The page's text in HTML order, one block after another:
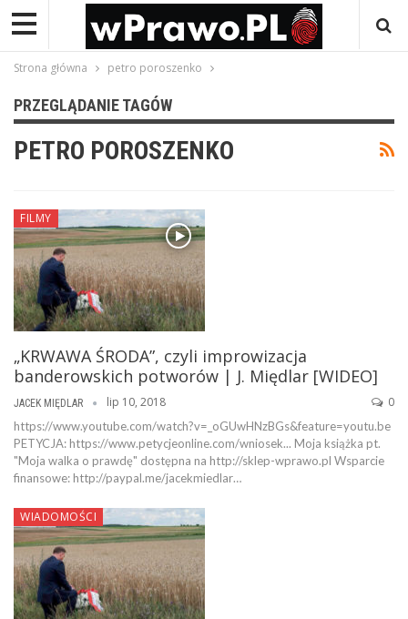
Strona główna petro poroszenko
PRZEGLĄDANIE TAGÓW
PETRO POROSZENKO
FILMY
„KRWAWA ŚRODA”, czyli improwizacja
banderowskich potworów | J. Międlar [WIDEO]
JACEK MIĘDLAR lip 10, 2018 0
https://www.youtube.com/watch?v=_oGUwHNzBGs&feature=youtu.be
PETYCJA: https://www.petycjeonline.com/wniosek... Moja książka pt.
"Moja walka o prawdę" dostępna na http://sklep-wprawo.pl Wsparcie
finansowe: http://paypal.me/jacekmiedlar…
WIADOMOŚCI